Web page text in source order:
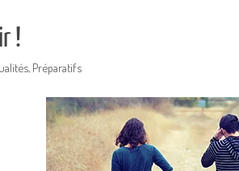
!
, Préparatifs